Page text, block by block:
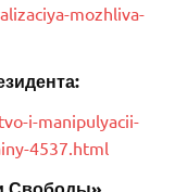
mozhliva-
i-manipulyacii-
4537.html